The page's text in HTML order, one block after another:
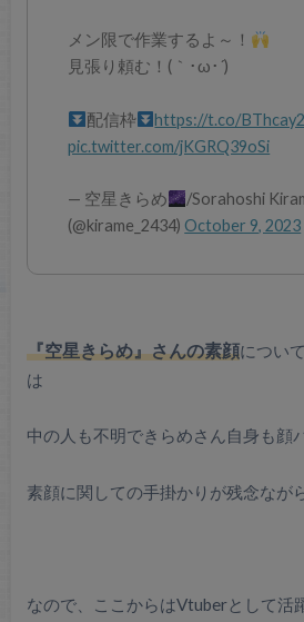
メン限で作業するよ～！
見張り頼む！(｀･ω･´)ゞ
配信枠
https://t.co/
pic.twitter.com/jKGRQ39oSi
— 空星きらめ
/Sorahoshi
(@kirame_2434) October 9, 2023
『空星きらめ』さんの素顔につい
は
中の人も不明できらめさん自身も顔
素顔に関しての手掛かりが残念なが
なので、ここからはVtuberとして活